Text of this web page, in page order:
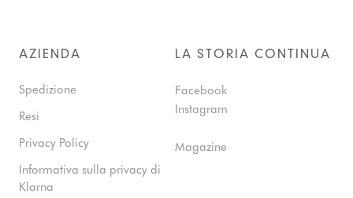
AZIENDA
Spedizione
Resi
Privacy Policy
Informativa sulla privacy di
Klarna
LA STORIA CONTINUA
Facebook
Instagram
Magazine